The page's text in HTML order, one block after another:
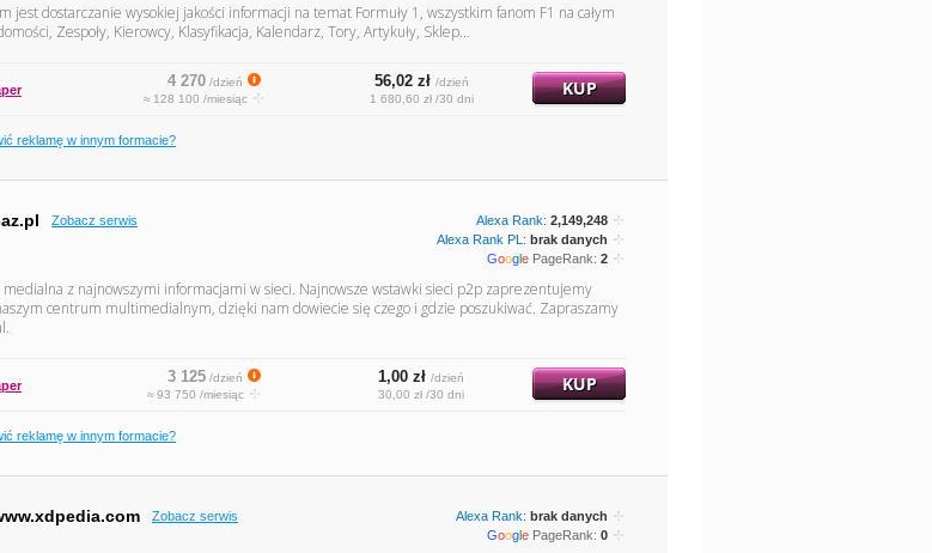
jest dostarczanie wysokiej jakości informacji na temat Formuły 1, wszystkim fanom F1 na całym
Zespoły, Kierowcy, Klasyfikacja, Kalendarz, Tory, Artykuły, Sklep...
4 270/dzień
≈ 128 100 /miesiąc
56,02 zł /dzień
1 680,60 zł /30 dni
KUP
reklamę w innym formacie?
Zobacz serwis Alexa Rank: 2,149,248
Alexa Rank PL: brak danych
Google PageRank: 2
medialna z najnowszymi informacjami w sieci. Najnowsze wstawki sieci p2p zaprezentujemy
centrum multimedialnym, dzięki nam dowiecie się czego i gdzie poszukiwać. Zapraszamy
3 125/dzień
≈ 93 750 /miesiąc
1,00 zł /dzień
30,00 zł /30 dni
KUP
reklamę w innym formacie?
Zobacz serwis Alexa Rank: brak danych
Google PageRank: 0